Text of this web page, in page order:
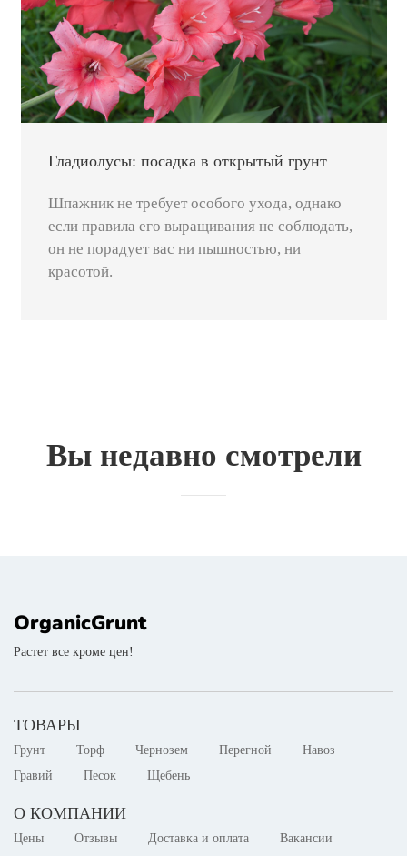
Гладиолусы: посадка в открытый грунт
Шпажник не требует особого ухода, однако
если правила его выращивания не соблюдать,
он не порадует вас ни пышностью, ни
красотой.
Вы недавно смотрели
OrganicGrunt
Растет все кроме цен!
ТОВАРЫ
Грунт Торф Чернозем Перегной
Навоз
Гравий
Песок Щебень
О КОМПАНИИ
Цены Отзывы Доставка и оплата
Вакансии